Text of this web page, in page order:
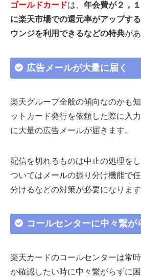
ゴールドカードは、 年会費が２，
に楽天市場での還元率がアップす
ウンジを利用できるなどの特典が
広告メールが大量に届く
楽天グループ全般の傾向なのかも
ットカード発行を依頼した際に入
に大量の広告メールが届きます。
配信を切れるものは中止の処理を
ついてはメールの振り分け機能で
分けるなどの対策が必要になります
コールセンターに中々繋が
楽天カードのコールセンターは常
か確認したい時に中々繋がらずに困